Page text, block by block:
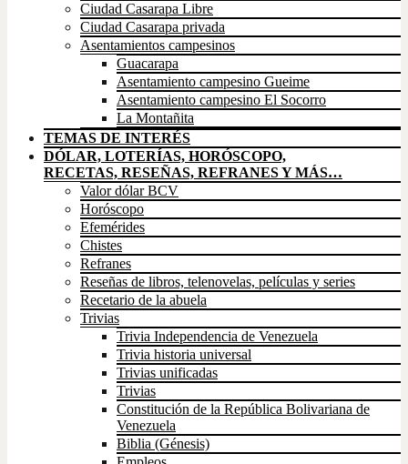
Ciudad Casarapa Libre
Ciudad Casarapa privada
Asentamientos campesinos
Guacarapa
Asentamiento campesino Gueime
Asentamiento campesino El Socorro
La Montañita
TEMAS DE INTERÉS
DÓLAR, LOTERÍAS, HORÓSCOPO,
RECETAS, RESEÑAS, REFRANES Y MÁS…
Valor dólar BCV
Horóscopo
Efemérides
Chistes
Refranes
Reseñas de libros, telenovelas, películas y series
Recetario de la abuela
Trivias
Trivia Independencia de Venezuela
Trivia historia universal
Trivias unificadas
Trivias
Constitución de la República Bolivariana de
Venezuela
Biblia (Génesis)